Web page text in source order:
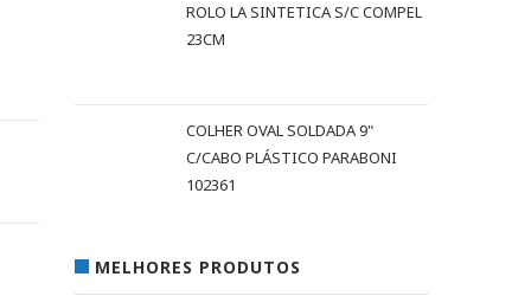
ROLO LA SINTETICA S/C COMPEL
23CM
COLHER OVAL SOLDADA 9"
C/CABO PLÁSTICO PARABONI
102361
MELHORES PRODUTOS